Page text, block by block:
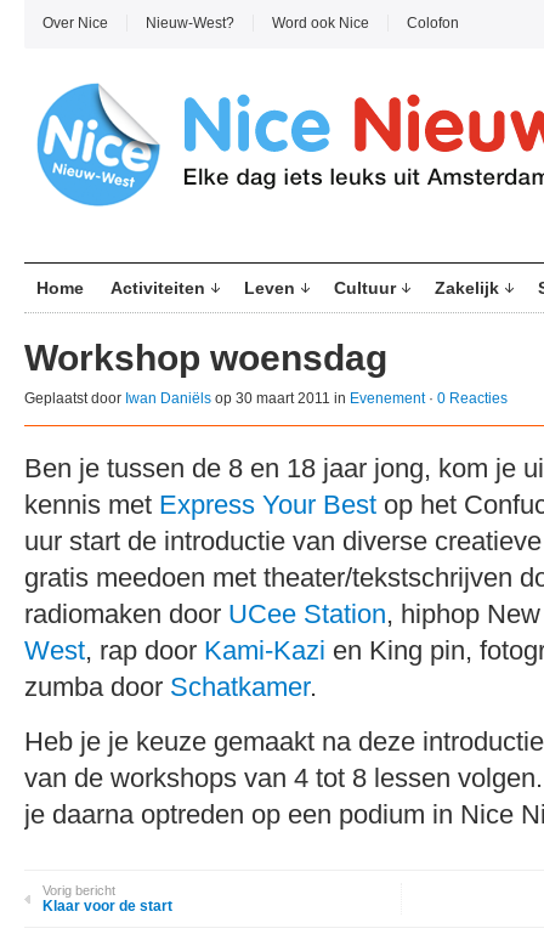
Over Nice Nieuw-West? Word ook Nice Colofon
Home Activiteiten Leven Cultuur Zakelijk
Workshop woensdag
Geplaatst door Iwan Daniëls op 30 maart 2011 in Evenement· 0 Reacties
Ben je tussen de 8 en 18 jaar jong, kom je
kennis met Express Your Best op het
uur start de introductie van diverse
gratis meedoen met theater/tekstschrijven
radiomaken door UCee Station, hiphop
West, rap door Kami-Kazi en King pin,
zumba door Schatkamer.
Heb je je keuze gemaakt na deze
van de workshops van 4 tot 8 lessen
je daarna optreden op een podium in Nice
Vorig bericht
Klaar voor de start